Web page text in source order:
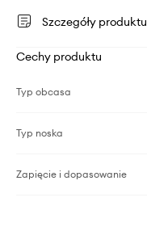
Szczegóły produktu
Cechy produktu
Typ obcasa
Typ noska
Zapięcie i dopasowanie